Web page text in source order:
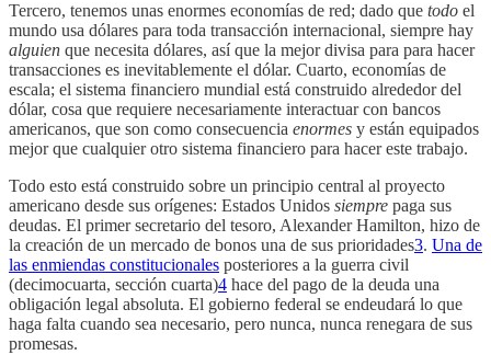
Tercero, tenemos unas enormes economías de red; dado que todo el
mundo usa dólares para toda transacción internacional, siempre hay
alguien que necesita dólares, así que la mejor divisa para para hacer
transacciones es inevitablemente el dólar. Cuarto, economías de
escala; el sistema financiero mundial está construido alrededor del
dólar, cosa que requiere necesariamente interactuar con bancos
americanos, que son como consecuencia enormes y están equipados
mejor que cualquier otro sistema financiero para hacer este trabajo.
Todo esto está construido sobre un principio central al proyecto
americano desde sus orígenes: Estados Unidos siempre paga sus
deudas. El primer secretario del tesoro, Alexander Hamilton, hizo de
la creación de un mercado de bonos una de sus prioridades3. Una de
las enmiendas constitucionales posteriores a la guerra civil
(decimocuarta, sección cuarta)4 hace del pago de la deuda una
obligación legal absoluta. El gobierno federal se endeudará lo que
haga falta cuando sea necesario, pero nunca, nunca renegara de sus
promesas.